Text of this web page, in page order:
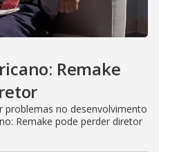
Remake
problemas no desenvolvimento
Remake pode perder diretor